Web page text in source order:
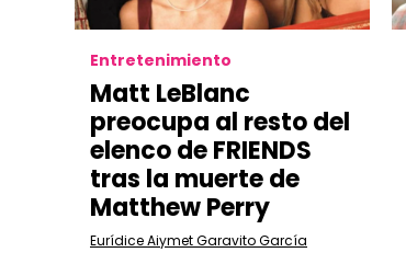
Entretenimiento
Matt LeBlanc
preocupa al resto del
elenco de FRIENDS
tras la muerte de
Matthew Perry
Eurídice Aiymet Garavito García